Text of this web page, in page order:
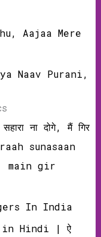
Aajaa Mere
Naav Purani,
ना दोगे, मैं गिर
sunasaan
main gir
In India
in Hindi | ऐ